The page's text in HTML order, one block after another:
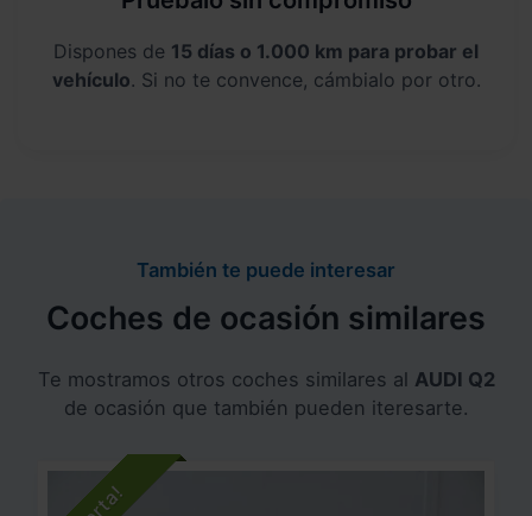
Dispones de 15 días o 1.000 km para probar el
vehículo. Si no te convence, cámbialo por otro.
También te puede interesar
Coches de ocasión similares
Te mostramos otros coches similares al AUDI Q2
de ocasión que también pueden iteresarte.